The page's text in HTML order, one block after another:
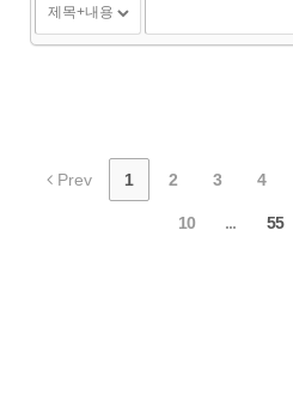
Prev 1 2 3 4
10 ... 55